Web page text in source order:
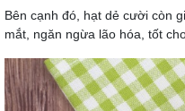
Bên cạnh đó, hạt dẻ cười còn
mắt, ngăn ngừa lão hóa, tốt